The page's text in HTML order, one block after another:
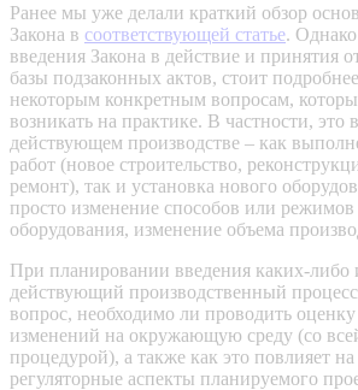
Ранее мы уже делали краткий обзор
Закона в соответствующей статье.
введения Закона в действие и принятия
базы подзаконных актов, стоит
некоторым конкретным вопросам,
возникать на практике. В частности,
действующем производстве – как
работ (новое строительство,
ремонт), так и установка нового
просто изменение способов или
оборудования, изменение объема
При планировании введения каких-либо
действующий производственный процесс
вопрос, необходимо ли проводить оценку
изменений на окружающую среду (со
процедурой), а также как это повлияет
регуляторные аспекты планируемого